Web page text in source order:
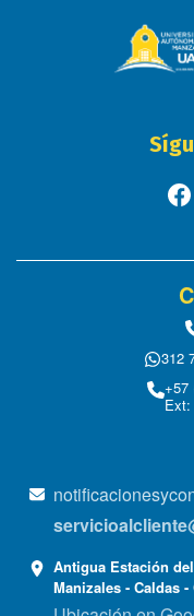
312
+57
Ext:
Antigua Estación
Manizales - Caldas